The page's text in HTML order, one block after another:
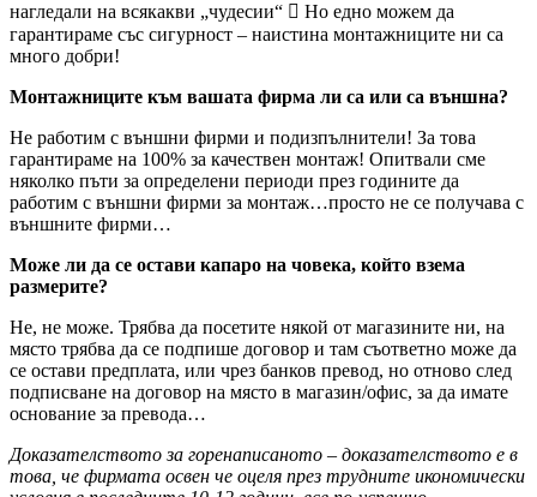
нагледали на всякакви „чудесии“  Но едно можем да
гарантираме със сигурност – наистина монтажниците ни са
много добри!
Монтажниците към вашата фирма ли са или са външна?
Не работим с външни фирми и подизпълнители! За това
гарантираме на 100% за качествен монтаж! Опитвали сме
няколко пъти за определени периоди през годините да
работим с външни фирми за монтаж…просто не се получава с
външните фирми…
Може ли да се остави капаро на човека, който взема
размерите?
Не, не може. Трябва да посетите някой от магазините ни, на
място трябва да се подпише договор и там съответно може да
се остави предплата, или чрез банков превод, но отново след
подписване на договор на място в магазин/офис, за да имате
основание за превода…
Доказателството за горенаписаното – доказателството е в
това, че фирмата освен че оцеля през трудните икономически